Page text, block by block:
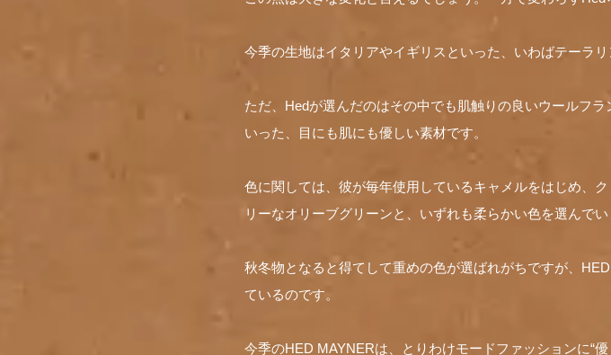
今季の生地はイタリアやイギリスといった、いわばテーラ
ただ、Hedが選んだのはその中でも肌触りの良いウールフ
いった、目にも肌にも優しい素材です。
色に関しては、彼が毎年使用しているキャメルをはじめ、
リーなオリーブグリーンと、いずれも柔らかい色を選んでい
秋冬物となると得てして重めの色が選ばれがちですが、
ているのです。
今季のHED MAYNERは、とりわけモードファッションに“